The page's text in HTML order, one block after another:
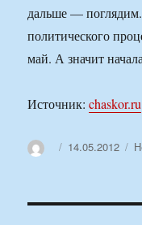
дальше — поглядим.
политического
май. А значит
Источник:chaskor.ru
АвторОпубликовано
14.05.2012